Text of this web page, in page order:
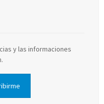
y las informaciones